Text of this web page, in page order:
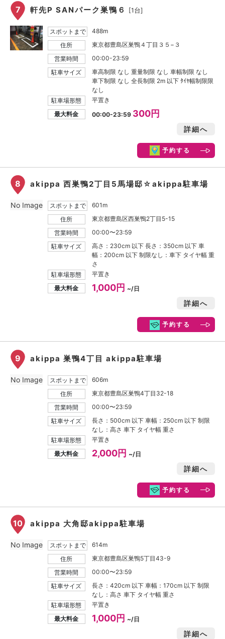
7 軒先P SANパーク巣鴨６ [1台]
スポットまで
488m
住所
東京都豊島区巣鴨４丁目３５−３
営業時間
00:00-23:59
駐車サイズ
車高制限 なし 重量制限 なし 車幅制限 なし
車下制限 なし 全長制限 2m 以下 ﾀｲﾔ幅制限限
なし
駐車場形態
平置き
最大料金
00:00-23:59 300円
詳細へ
予約する
8 akippa 西巣鴨2丁目5馬場邸☆akippa駐車場
スポットまで
601m
住所
東京都豊島区西巣鴨2丁目5-15
営業時間
00:00〜23:59
駐車サイズ
高さ：230cm 以下 長さ：350cm 以下 車
幅：200cm 以下 制限なし：車下 タイヤ幅 重
さ
駐車場形態
平置き
最大料金
1,000円 ~/日
詳細へ
予約する
No Image
9 akippa 巣鴨4丁目 akippa駐車場
スポットまで
606m
住所
東京都豊島区巣鴨4丁目32-18
営業時間
00:00〜23:59
駐車サイズ
長さ：500cm 以下 車幅：250cm 以下 制限
なし：高さ 車下 タイヤ幅 重さ
駐車場形態
平置き
最大料金
2,000円 ~/日
詳細へ
予約する
No Image
10 akippa 大角邸akippa駐車場
スポットまで
614m
住所
東京都豊島区巣鴨5丁目43-9
営業時間
00:00〜23:59
駐車サイズ
長さ：420cm 以下 車幅：170cm 以下 制限
なし：高さ 車下 タイヤ幅 重さ
駐車場形態
平置き
最大料金
1,000円 ~/日
詳細へ
No Image